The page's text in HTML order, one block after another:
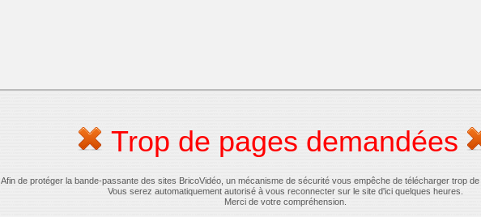
Trop de pages demandées
Afin de protéger la bande-passante des sites BricoVidéo, un mécanisme de sécurité vous empêche de télécharger trop
Vous serez automatiquement autorisé à vous reconnecter sur le site d'ici quelques heures.
Merci de votre compréhension.